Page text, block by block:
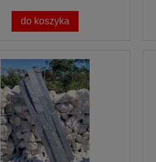
do koszyka